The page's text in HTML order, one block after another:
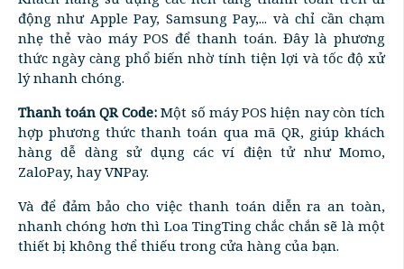
động như Apple Pay, Samsung Pay,... và chỉ cần chạm
nhẹ thẻ vào máy POS để thanh toán. Đây là phương
thức ngày càng phổ biến nhờ tính tiện lợi và tốc độ xử
lý nhanh chóng.
Thanh toán QR Code: Một số máy POS hiện nay còn tích
hợp phương thức thanh toán qua mã QR, giúp khách
hàng dễ dàng sử dụng các ví điện tử như Momo,
ZaloPay, hay VNPay.
Và để đảm bảo cho việc thanh toán diễn ra an toàn,
nhanh chóng hơn thì Loa TingTing chắc chắn sẽ là một
thiết bị không thể thiếu trong cửa hàng của bạn.